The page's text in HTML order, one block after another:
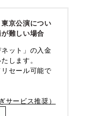
東京公演につい
難しい場合
ット」の入金
します。
セール可能で
サービス推奨）